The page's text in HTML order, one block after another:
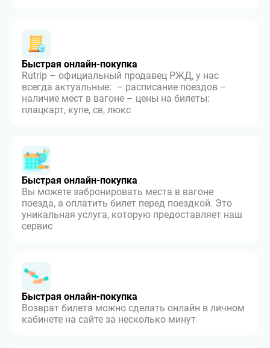
Быстрая онлайн-покупка
Rutrip – официальный продавец РЖД, у нас
всегда актуальные: – расписание поездов –
наличие мест в вагоне – цены на билеты:
плацкарт, купе, св, люкс
Быстрая онлайн-покупка
Вы можете забронировать места в вагоне
поезда, а оплатить билет перед поездкой. Это
уникальная услуга, которую предоставляет наш
сервис
Быстрая онлайн-покупка
Возврат билета можно сделать онлайн в личном
кабинете на сайте за несколько минут